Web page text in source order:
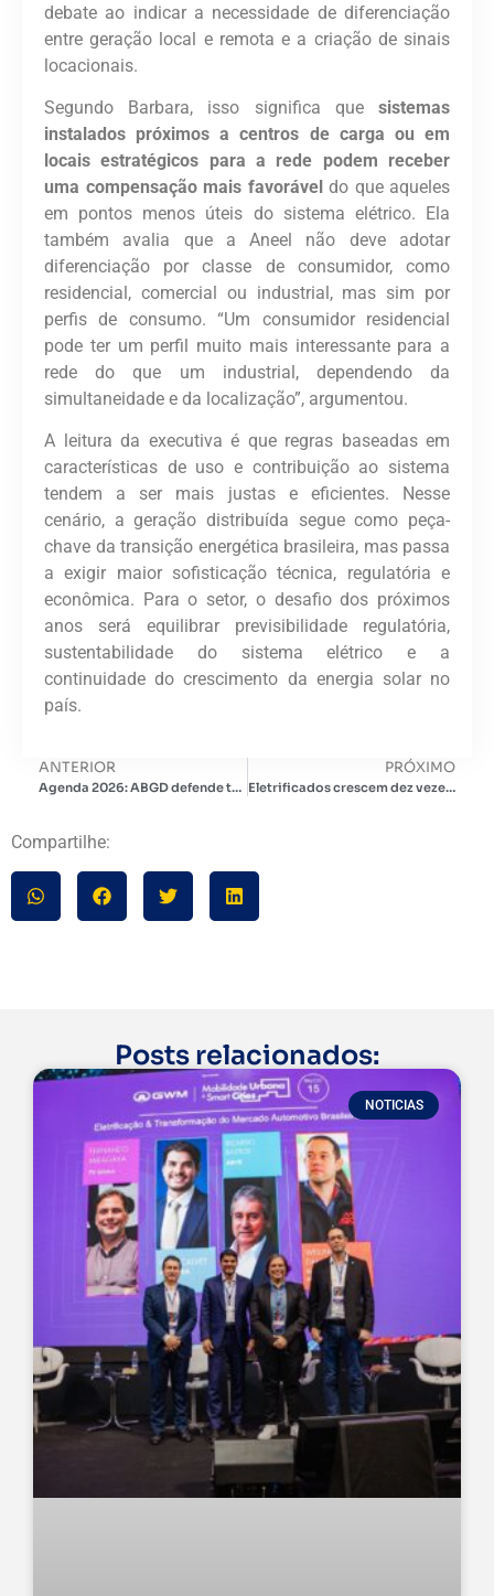
debate ao indicar a necessidade de diferenciação
entre geração local e remota e a criação de sinais
locacionais.
Segundo Barbara, isso significa que sistemas
instalados próximos a centros de carga ou em
locais estratégicos para a rede podem receber
uma compensação mais favorável do que aqueles
em pontos menos úteis do sistema elétrico. Ela
também avalia que a Aneel não deve adotar
diferenciação por classe de consumidor, como
residencial, comercial ou industrial, mas sim por
perfis de consumo. “Um consumidor residencial
pode ter um perfil muito mais interessante para a
rede do que um industrial, dependendo da
simultaneidade e da localização”, argumentou.
A leitura da executiva é que regras baseadas em
características de uso e contribuição ao sistema
tendem a ser mais justas e eficientes. Nesse
cenário, a geração distribuída segue como peça-
chave da transição energética brasileira, mas passa
a exigir maior sofisticação técnica, regulatória e
econômica. Para o setor, o desafio dos próximos
anos será equilibrar previsibilidade regulatória,
sustentabilidade do sistema elétrico e a
continuidade do crescimento da energia solar no
país.
ANTERIOR
Agenda 2026: ABGD defende tarifa horo sazonal para incentivar armazenamento junto à carga
PRÓXIMO
Eletrificados crescem dez vezes mais do que o conjunto do mercado, e vendas chegam a 224 mil veículos em 2025
Compartilhe:
Posts relacionados:
NOTICIAS